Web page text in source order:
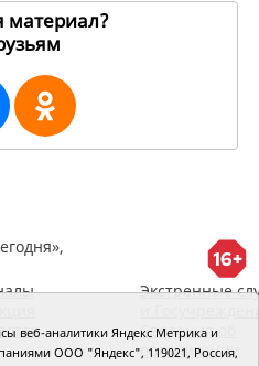
материал?
Экстренные
Сведения об
организации
веб-аналитики Яндекс Метрика и
ООО "Яндекс", 119021, Россия,